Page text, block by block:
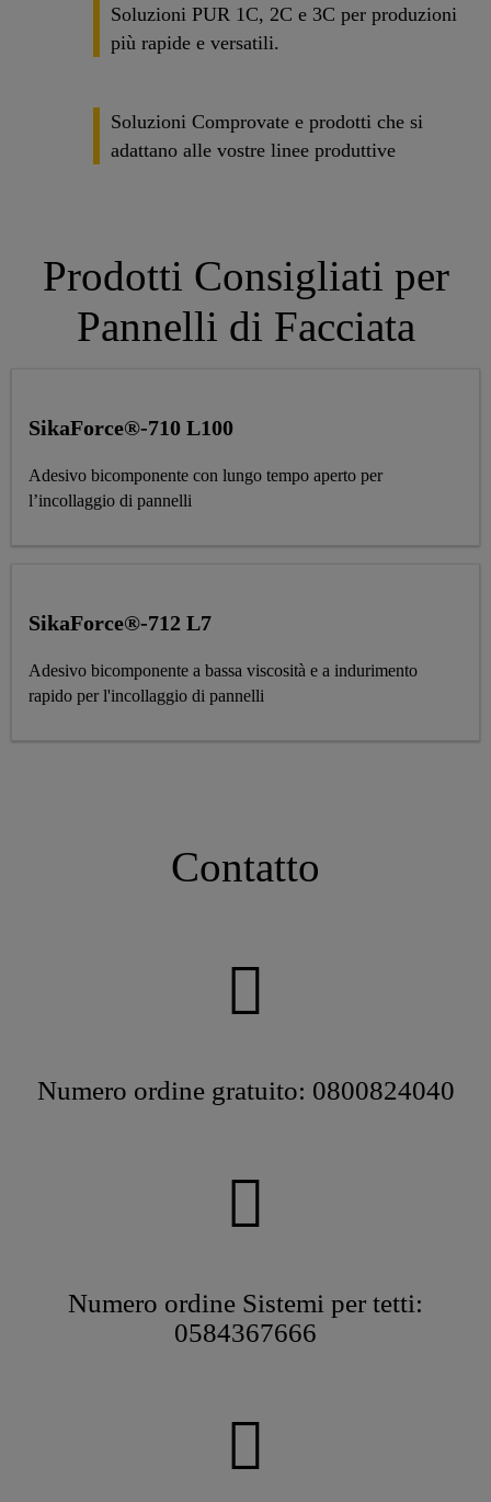
Soluzioni PUR 1C, 2C e 3C per produzioni
più rapide e versatili.
Soluzioni Comprovate e prodotti che si
adattano alle vostre linee produttive
Prodotti Consigliati per
Pannelli di Facciata
SikaForce®-710 L100
Adesivo bicomponente con lungo tempo aperto per
l’incollaggio di pannelli
SikaForce®-712 L7
Adesivo bicomponente a bassa viscosità e a indurimento
rapido per l'incollaggio di pannelli
Contatto
Numero ordine gratuito: 0800824040
Numero ordine Sistemi per tetti:
0584367666